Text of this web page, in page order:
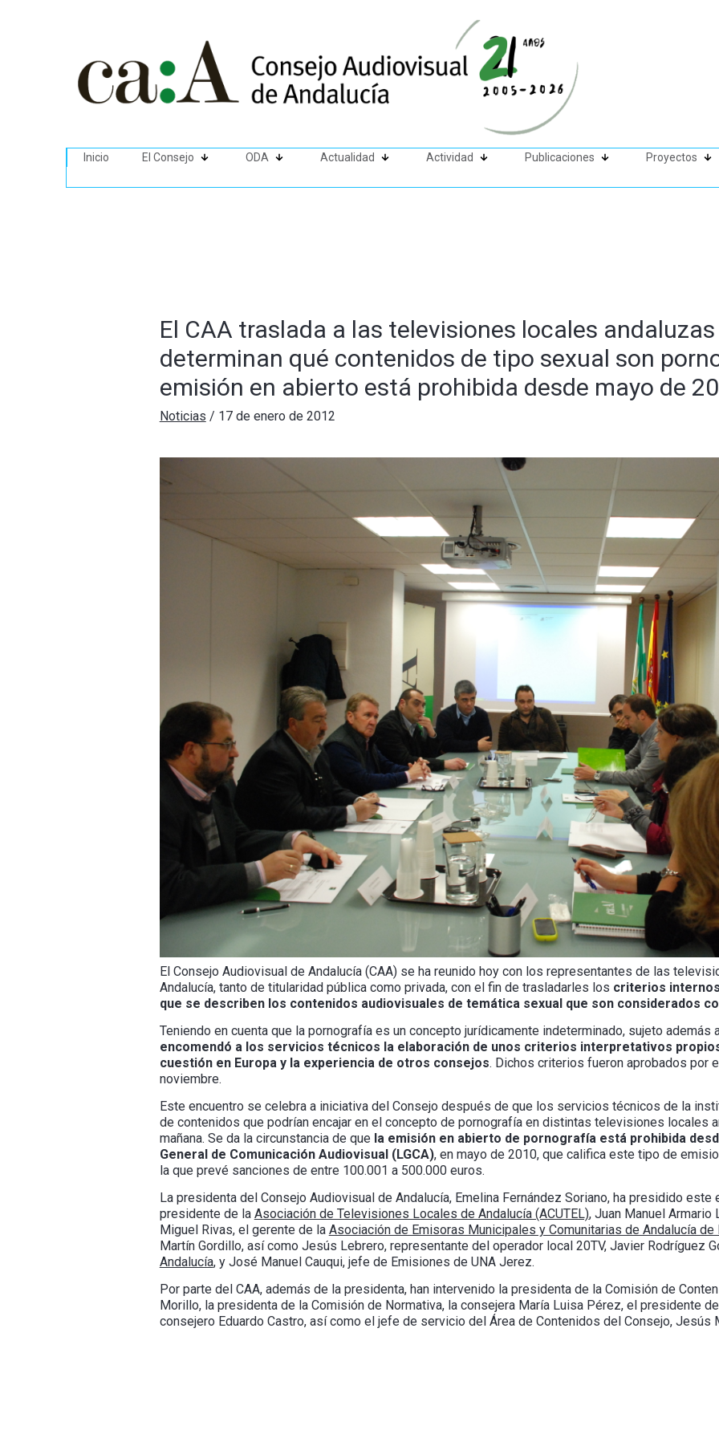
Inicio El Consejo ODA Actualidad Actividad Publicaciones Proyectos
El CAA traslada a las televisiones locales
determinan qué contenidos de tipo sexual son
emisión en abierto está prohibida desde mayo de
Noticias / 17 de enero de 2012
El Consejo Audiovisual de Andalucía (CAA) se ha reunido hoy con los representantes de las
Andalucía, tanto de titularidad pública como privada, con el fin de trasladarles los criterios
que se describen los contenidos audiovisuales de temática sexual que son considerados
Teniendo en cuenta que la pornografía es un concepto jurídicamente indeterminado, sujeto
encomendó a los servicios técnicos la elaboración de unos criterios interpretativos
cuestión en Europa y la experiencia de otros consejos. Dichos criterios fueron aprobados por
noviembre.
Este encuentro se celebra a iniciativa del Consejo después de que los servicios técnicos de la
de contenidos que podrían encajar en el concepto de pornografía en distintas televisiones locales
mañana. Se da la circunstancia de que la emisión en abierto de pornografía está prohibida
General de Comunicación Audiovisual (LGCA), en mayo de 2010, que califica este tipo de
la que prevé sanciones de entre 100.001 a 500.000 euros.
La presidenta del Consejo Audiovisual de Andalucía, Emelina Fernández Soriano, ha presidido
presidente de la Asociación de Televisiones Locales de Andalucía (ACUTEL), Juan Manuel Armario
Miguel Rivas, el gerente de la Asociación de Emisoras Municipales y Comunitarias de Andalucía de
Martín Gordillo, así como Jesús Lebrero, representante del operador local 20TV, Javier Rodríguez
Andalucía, y José Manuel Cauqui, jefe de Emisiones de UNA Jerez.
Por parte del CAA, además de la presidenta, han intervenido la presidenta de la Comisión de
Morillo, la presidenta de la Comisión de Normativa, la consejera María Luisa Pérez, el presidente
consejero Eduardo Castro, así como el jefe de servicio del Área de Contenidos del Consejo, Jesús